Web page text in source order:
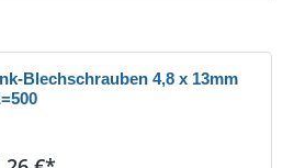
Blechschrauben 4,8 x 13mm